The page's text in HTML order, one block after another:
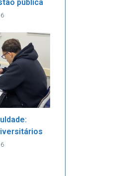
pública